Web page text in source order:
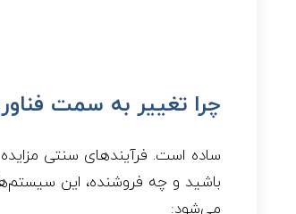
چرا تغییر به سمت
ساده است. فرآیندهای سنتی
باشید و چه فروشنده، این